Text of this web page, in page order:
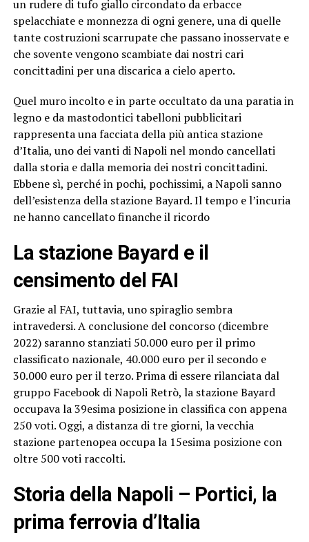
un rudere di tufo giallo circondato da erbacce
spelacchiate e monnezza di ogni genere, una di quelle
tante costruzioni scarrupate che passano inosservate e
che sovente vengono scambiate dai nostri cari
concittadini per una discarica a cielo aperto.
Quel muro incolto e in parte occultato da una paratia in
legno e da mastodontici tabelloni pubblicitari
rappresenta una facciata della più antica stazione
d’Italia, uno dei vanti di Napoli nel mondo cancellati
dalla storia e dalla memoria dei nostri concittadini.
Ebbene sì, perché in pochi, pochissimi, a Napoli sanno
dell’esistenza della stazione Bayard. Il tempo e l’incuria
ne hanno cancellato finanche il ricordo
La stazione Bayard e il
censimento del FAI
Grazie al FAI, tuttavia, uno spiraglio sembra
intravedersi. A conclusione del concorso (dicembre
2022) saranno stanziati 50.000 euro per il primo
classificato nazionale, 40.000 euro per il secondo e
30.000 euro per il terzo. Prima di essere rilanciata dal
gruppo Facebook di Napoli Retrò, la stazione Bayard
occupava la 39esima posizione in classifica con appena
250 voti. Oggi, a distanza di tre giorni, la vecchia
stazione partenopea occupa la 15esima posizione con
oltre 500 voti raccolti.
Storia della Napoli – Portici, la
prima ferrovia d’Italia